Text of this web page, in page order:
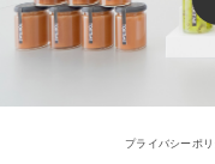
プライバシーポ